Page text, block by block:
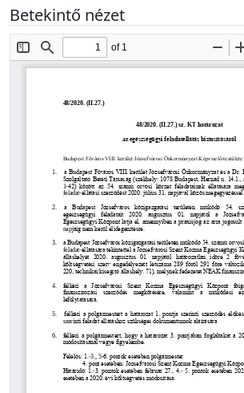
Betekintő nézet